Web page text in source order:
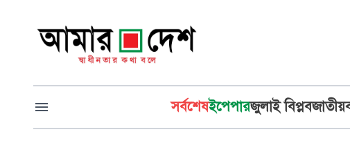
সর্বশেষইপেপারজুলাই বিপ্লবজাতীয়